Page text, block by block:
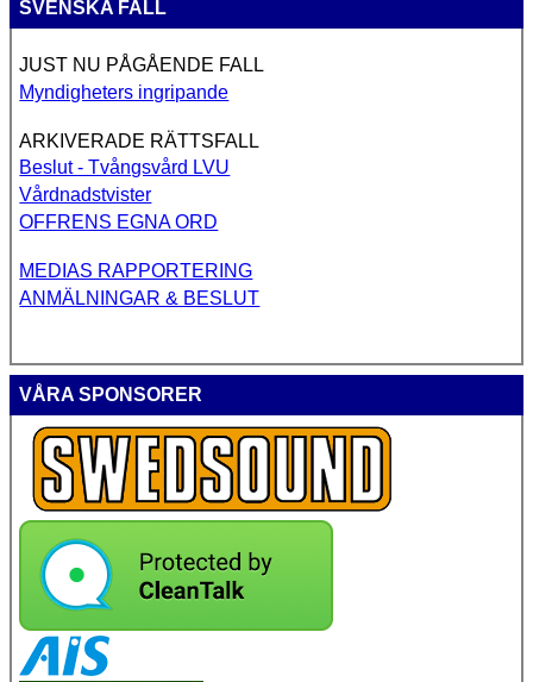
SVENSKA FALL
JUST NU PÅGÅENDE FALL
Myndigheters ingripande
ARKIVERADE RÄTTSFALL
Beslut - Tvångsvård LVU
Vårdnadstvister
OFFRENS EGNA ORD
MEDIAS RAPPORTERING
ANMÄLNINGAR & BESLUT
VÅRA SPONSORER